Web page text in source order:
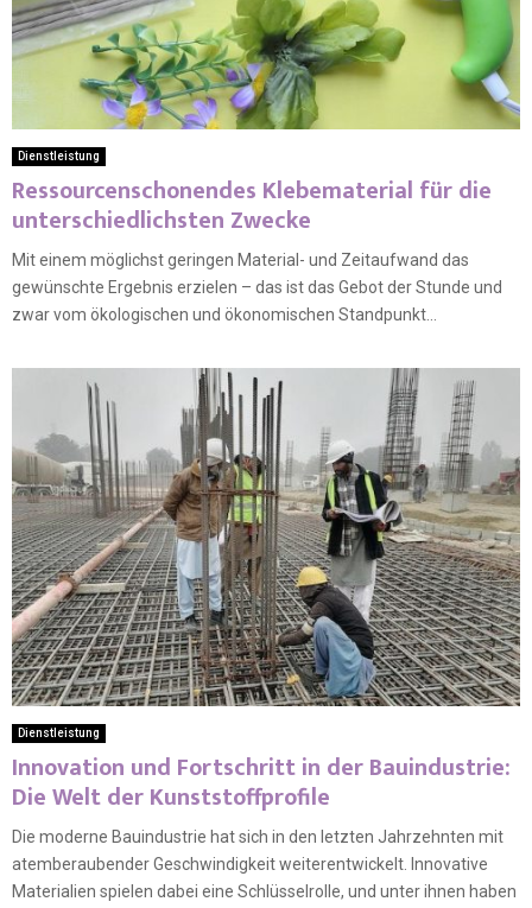
Dienstleistung
Ressourcenschonendes Klebematerial für die
unterschiedlichsten Zwecke
Mit einem möglichst geringen Material- und Zeitaufwand das
gewünschte Ergebnis erzielen – das ist das Gebot der Stunde und
zwar vom ökologischen und ökonomischen Standpunkt...
Dienstleistung
Innovation und Fortschritt in der Bauindustrie:
Die Welt der Kunststoffprofile
Die moderne Bauindustrie hat sich in den letzten Jahrzehnten mit
atemberaubender Geschwindigkeit weiterentwickelt. Innovative
Materialien spielen dabei eine Schlüsselrolle, und unter ihnen haben